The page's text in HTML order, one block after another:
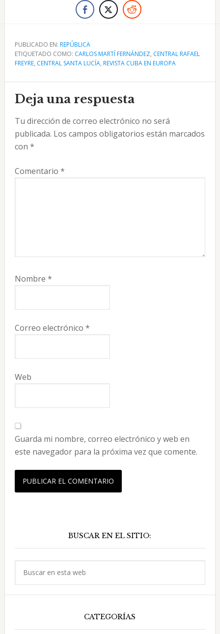
PUBLICADO EN: REPÚBLICA
ETIQUETADO COMO: CARLOS MARTÍ FERNÁNDEZ, CENTRAL RAFAEL
FREYRE, CENTRAL SANTA LUCÍA, REVISTA CUBA EN EUROPA
Interacciones
con
los
lectores
Deja una respuesta
Tu dirección de correo electrónico no será
publicada. Los campos obligatorios están marcados
con *
Comentario *
Nombre *
Correo electrónico *
Web
Guarda mi nombre, correo electrónico y web en
este navegador para la próxima vez que comente.
principal
BUSCAR EN EL SITIO:
CATEGORÍAS